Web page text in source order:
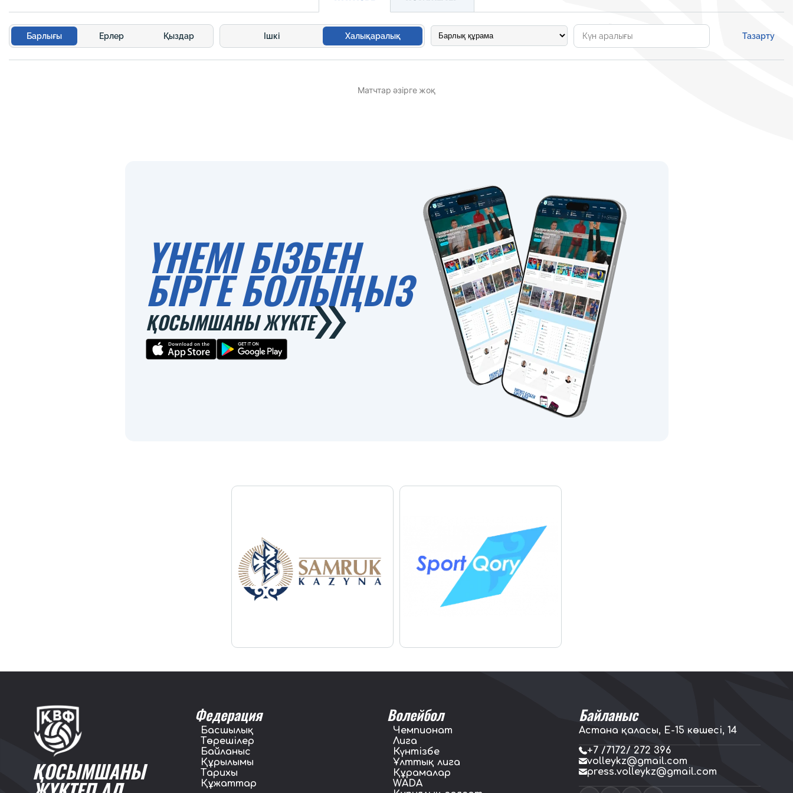
Барлығы Ерлер Қыздар Ішкі Халықаралық Тазарту
Матчтар әзірге жоқ
ҮНЕМІ БІЗБЕН
БІРГЕ БОЛЫҢЫЗ
ҚОСЫМШАНЫ ЖҮКТЕ
ҚОСЫМШАНЫ
Федерация
Басшылық
Төрешілер
Байланыс
Құрылымы
Тарихы
Құжаттар
Волейбол
Чемпионат
Лига
Күнтізбе
Ұлттық лига
Құрамалар
WADA
Байланыс
Астана қаласы, E-15 көшесі, 14
+7 /7172/ 272 396
volleykz@gmail.com
press.volleykz@gmail.com